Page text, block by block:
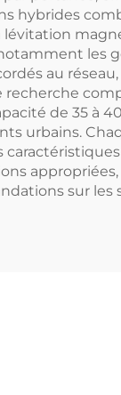
hybrides
lévitation
les
au
recherche
de 35 à
urbains.
sur les